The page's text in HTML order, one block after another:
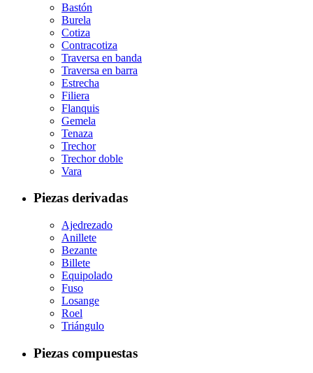
Bastón
Burela
Cotiza
Contracotiza
Traversa en banda
Traversa en barra
Estrecha
Filiera
Flanquis
Gemela
Tenaza
Trechor
Trechor doble
Vara
Piezas derivadas
Ajedrezado
Anillete
Bezante
Billete
Equipolado
Fuso
Losange
Roel
Triángulo
Piezas compuestas